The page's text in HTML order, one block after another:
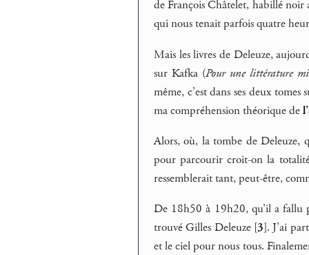
de François Châtelet, habillé noir
qui nous tenait parfois quatre
Mais les livres de Deleuze,
sur Kafka (Pour une littérature
même, c’est dans ses deux tomes
ma compréhension théorique de
Alors, où, la tombe de Deleuze,
pour parcourir croit-on la
ressemblerait tant, peut-être,
De 18h50 à 19h20, qu’il a fallu
trouvé Gilles Deleuze[3]. J’ai
et le ciel pour nous tous.